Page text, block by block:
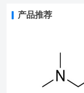
产品推荐